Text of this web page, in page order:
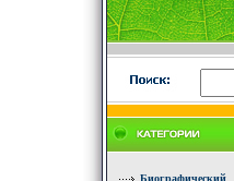
Биографический